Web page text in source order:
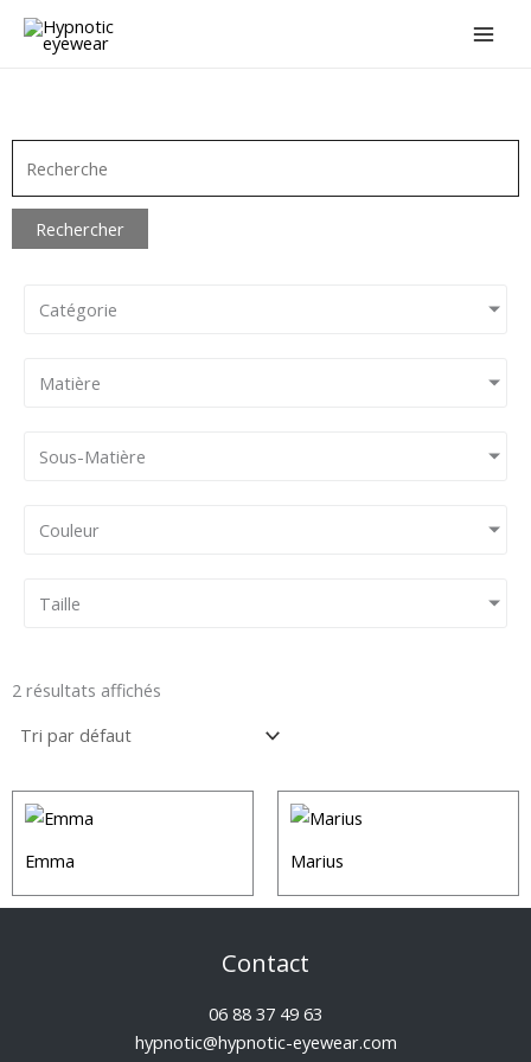
Aller
Rechercher
Catégorie
Matière
Sous-Matière
Couleur
Taille
2 résultats affichés
Emma Marius
Contact
06 88 37 49 63
hypnotic@hypnotic-eyewear.com